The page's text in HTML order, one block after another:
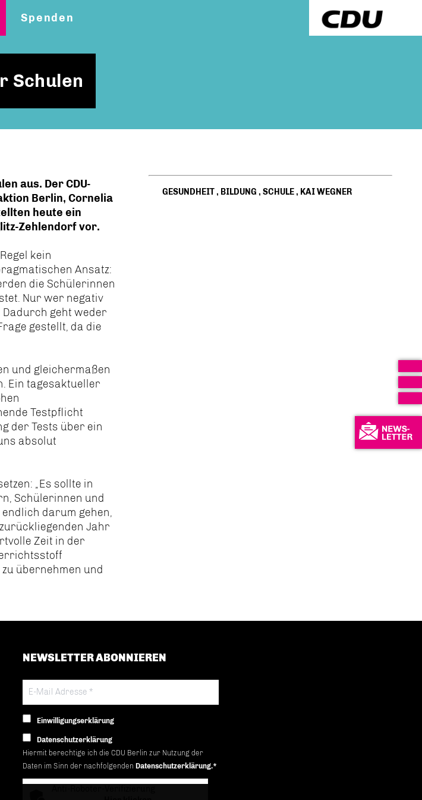
Spenden
Schulen
aus. Der CDU-
Berlin, Cornelia
heute ein
Zehlendorf vor.
kein
Ansatz:
die Schülerinnen
Nur wer negativ
geht weder
gestellt, da die
und gleichermaßen
Ein tagesaktueller
Testpflicht
der Tests über ein
absolut
„Es sollte in
Schülerinnen und
darum gehen,
Jahr
Zeit in der
übernehmen und
GESUNDHEIT, BILDUNG ,SCHULE, KAI WEGNER
NEWSLETTER ABONNIEREN
Einwilligungserklärung
Datenschutzerklärung
Hiermit berechtige ich die CDU Berlin zur Nutzung der
Daten im Sinn der nachfolgenden Datenschutzerklärung.*